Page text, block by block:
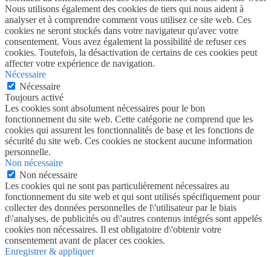
Nous utilisons également des cookies de tiers qui nous aident à
analyser et à comprendre comment vous utilisez ce site web. Ces
cookies ne seront stockés dans votre navigateur qu'avec votre
consentement. Vous avez également la possibilité de refuser ces
cookies. Toutefois, la désactivation de certains de ces cookies peut
affecter votre expérience de navigation.
Nécessaire
Nécessaire
Toujours activé
Les cookies sont absolument nécessaires pour le bon
fonctionnement du site web. Cette catégorie ne comprend que les
cookies qui assurent les fonctionnalités de base et les fonctions de
sécurité du site web. Ces cookies ne stockent aucune information
personnelle.
Non nécessaire
Non nécessaire
Les cookies qui ne sont pas particulièrement nécessaires au
fonctionnement du site web et qui sont utilisés spécifiquement pour
collecter des données personnelles de l\'utilisateur par le biais
d\'analyses, de publicités ou d\'autres contenus intégrés sont appelés
cookies non nécessaires. Il est obligatoire d\'obtenir votre
consentement avant de placer ces cookies.
Enregistrer & appliquer